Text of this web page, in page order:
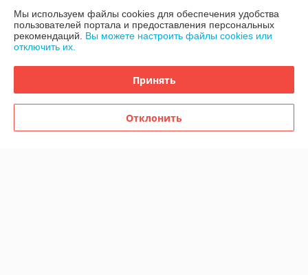
Доставка и оплата
Полная версия сайта
Политика обработки cookies
Мы используем файлы cookies для обеспечения удобства
пользователей портала и предоставления персональных
рекомендаций. Вы можете настроить файлы cookies или
отключить их.
Принять
Отклонить